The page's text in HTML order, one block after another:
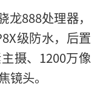
888处理器，
级防水，后置
摄、1200万像
镜头。